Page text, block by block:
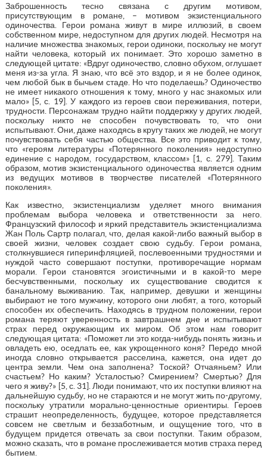
Заброшенность тесно связана с другим мотивом,
присутствующим в романе, – мотивом экзистенциального
одиночества. Герои романа живут в мире иллюзий, в своем
собственном мире, недоступном для других людей. Несмотря на
наличие множества знакомых, герои одиноки, поскольку не могут
найти человека, который их понимает. Это хорошо заметно в
следующей цитате: «Вдруг одиночество, словно обухом, оглушает
меня из-за угла. Я знаю, что всё это вздор, и я не более одинок,
чем любой бык в бычьем стаде. Но что поделаешь? Одиночество
не имеет никакого отношения к тому, много у нас знакомых или
мало» [5, с. 19]. У каждого из героев свои переживания, потери,
трудности. Персонажам трудно найти поддержку у других людей,
поскольку никто не способен почувствовать то, что они
испытывают. Они, даже находясь в кругу таких же людей, не могут
почувствовать себя частью общества. Все это приводит к тому,
что «героям литературы «Потерянного поколения» недоступно
единение с народом, государством, классом» [1, с. 279]. Таким
образом, мотив экзистенциального одиночества является одним
из ведущих мотивов в творчестве писателей «Потерянного
поколения».
Как известно, экзистенциализм уделяет много внимания
проблемам выбора человека и ответственности за него.
Французский философ и яркий представитель экзистенциализма
Жан Поль Сартр полагал, что, делая какой-либо важный выбор в
своей жизни, человек создает свою судьбу. Герои романа,
столкнувшиеся гиперинфляцией, послевоенными трудностями и
нуждой часто совершают поступки, противоречащие нормам
морали. Герои становятся эгоистичными и в какой-то мере
бесчувственными, поскольку их существование сводится к
банальному выживанию. Так, например, девушки и женщины
выбирают не того мужчину, которого они любят, а того, который
способен их обеспечить. Находясь в трудном положении, герои
романа теряют уверенность в завтрашнем дне и испытывают
страх перед окружающим их миром. Об этом нам говорит
следующая цитата: «Поможет ли это когда-нибудь понять жизнь и
овладеть ею, оседлать ее, как укрощенного коня? Передо мной
иногда словно открывается расселина, кажется, она идет до
центра земли. Чем она заполнена? Тоской? Отчаяньем? Или
счастьем? Но каким? Усталостью? Смирением? Смертью? Для
чего я живу?» [5, с. 31]. Люди понимают, что их поступки влияют на
дальнейшую судьбу, но не стараются и не могут жить по-другому,
поскольку утратили морально-ценностные ориентиры. Героев
страшит неопределенность, будущее, которое представляется
совсем не светлым и беззаботным, и ощущение того, что в
будущем придется отвечать за свои поступки. Таким образом,
можно сказать, что в романе прослеживается мотив страха перед
бытием.